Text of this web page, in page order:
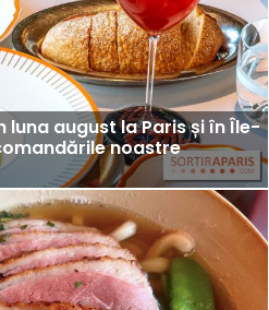
luna august la Paris și în Île-
noastre